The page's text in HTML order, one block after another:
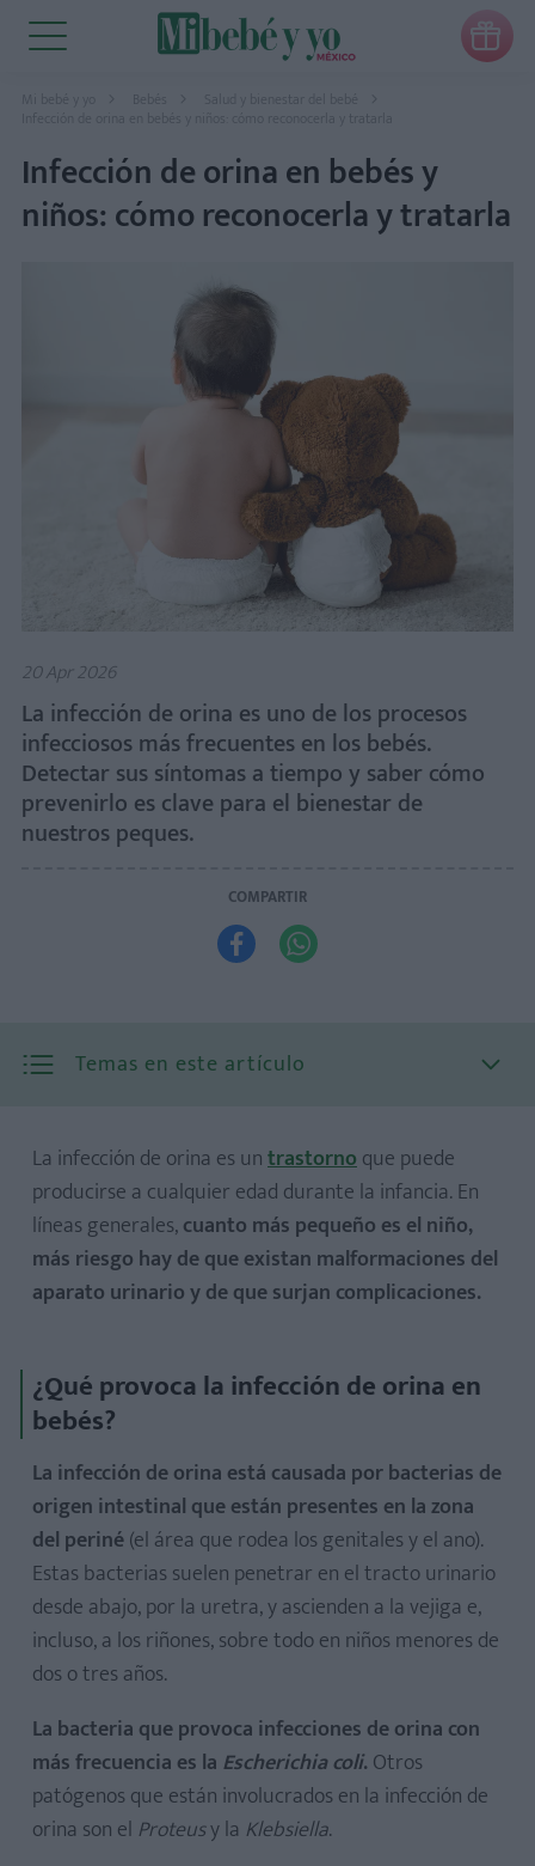

Mi bebé y yo Bebés
Salud y bienestar del bebé
Infección de orina en bebés y niños: cómo reconocerla y tratarla
Infección de orina en bebés y
niños: cómo reconocerla y tratarla
20 Apr 2026
La infección de orina es uno de los procesos
infecciosos más frecuentes en los bebés.
Detectar sus síntomas a tiempo y saber cómo
prevenirlo es clave para el bienestar de
nuestros peques.
COMPARTIR
 
Temas en este artículo
La infección de orina es untrastornoque puede
producirse a cualquier edad durante la infancia. En
líneas generales,cuanto más pequeño es el niño,
más riesgo hay de que existan malformaciones del
aparato urinario y de que surjan complicaciones.
¿Qué provoca la infección de orina en
bebés?
La infección de orina está causada por bacterias de
origen intestinal que están presentes en la zona
del periné(el área que rodea los genitales y el ano).
Estas bacterias suelen penetrar en el tracto urinario
desde abajo, por la uretra, y ascienden a la vejiga e,
incluso, a los riñones, sobre todo en niños menores de
dos o tres años.
La bacteria que provoca infecciones de orina con
más frecuencia es la Escherichia coli. Otros
patógenos que están involucrados en la infección de
orina son el Proteusy la Klebsiella.